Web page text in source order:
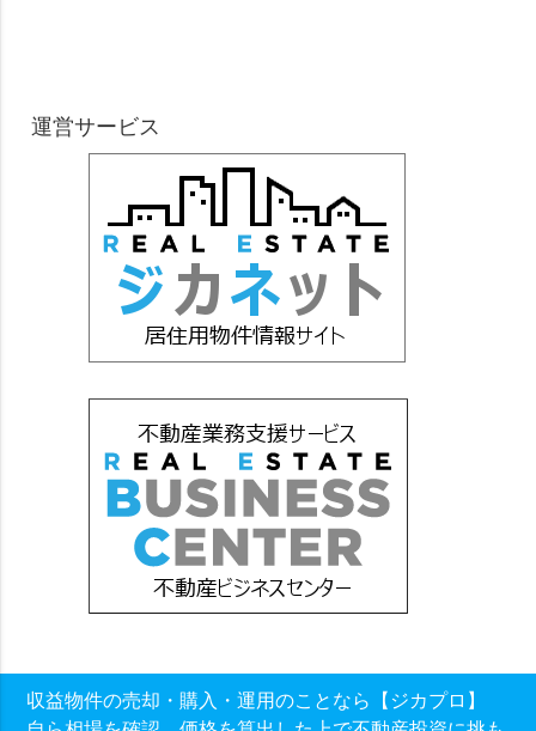
運営サービス
収益物件の売却・購入・運用のことなら【ジカプロ】